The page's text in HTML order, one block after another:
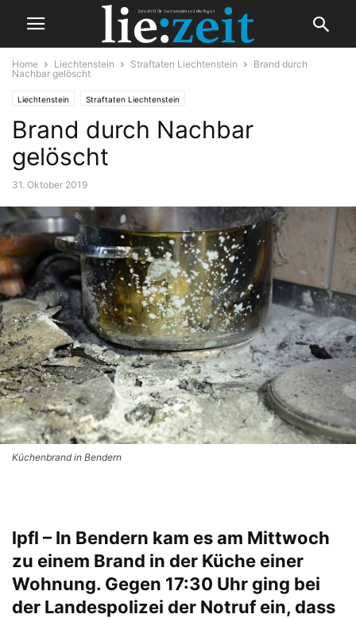
Home Liechtenstein Straftaten Liechtenstein
Brand durch
Nachbar gelöscht
Liechtenstein Straftaten Liechtenstein
Brand durch Nachbar
gelöscht
31. Oktober 2019
Küchenbrand in Bendern
lpfl – In Bendern kam es am Mittwoch
zu einem Brand in der Küche einer
Wohnung. Gegen 17:30 Uhr ging bei
der Landespolizei der Notruf ein, dass